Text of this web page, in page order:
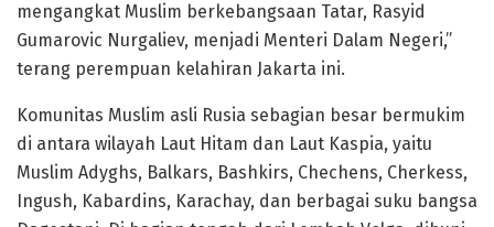
mengangkat Muslim berkebangsaan Tatar, Rasyid
Gumarovic Nurgaliev, menjadi Menteri Dalam Negeri,”
terang perempuan kelahiran Jakarta ini.
Komunitas Muslim asli Rusia sebagian besar bermukim
di antara wilayah Laut Hitam dan Laut Kaspia, yaitu
Muslim Adyghs, Balkars, Bashkirs, Chechens, Cherkess,
Ingush, Kabardins, Karachay, dan berbagai suku bangsa